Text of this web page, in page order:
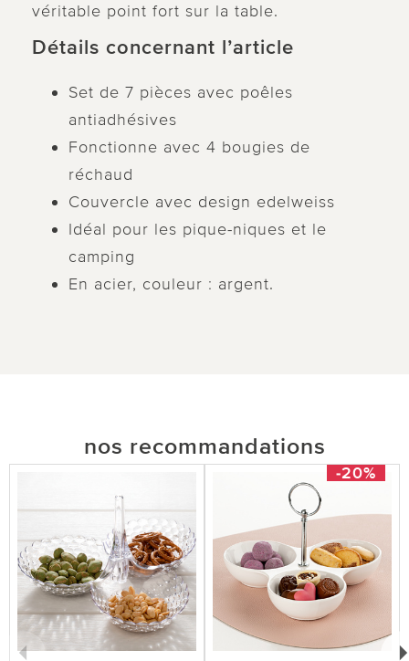
véritable point fort sur la table.
Détails concernant l’article
Set de 7 pièces avec poêles
antiadhésives
Fonctionne avec 4 bougies de
réchaud
Couvercle avec design edelweiss
Idéal pour les pique-niques et le
camping
En acier, couleur : argent.
nos recommandations
-20%